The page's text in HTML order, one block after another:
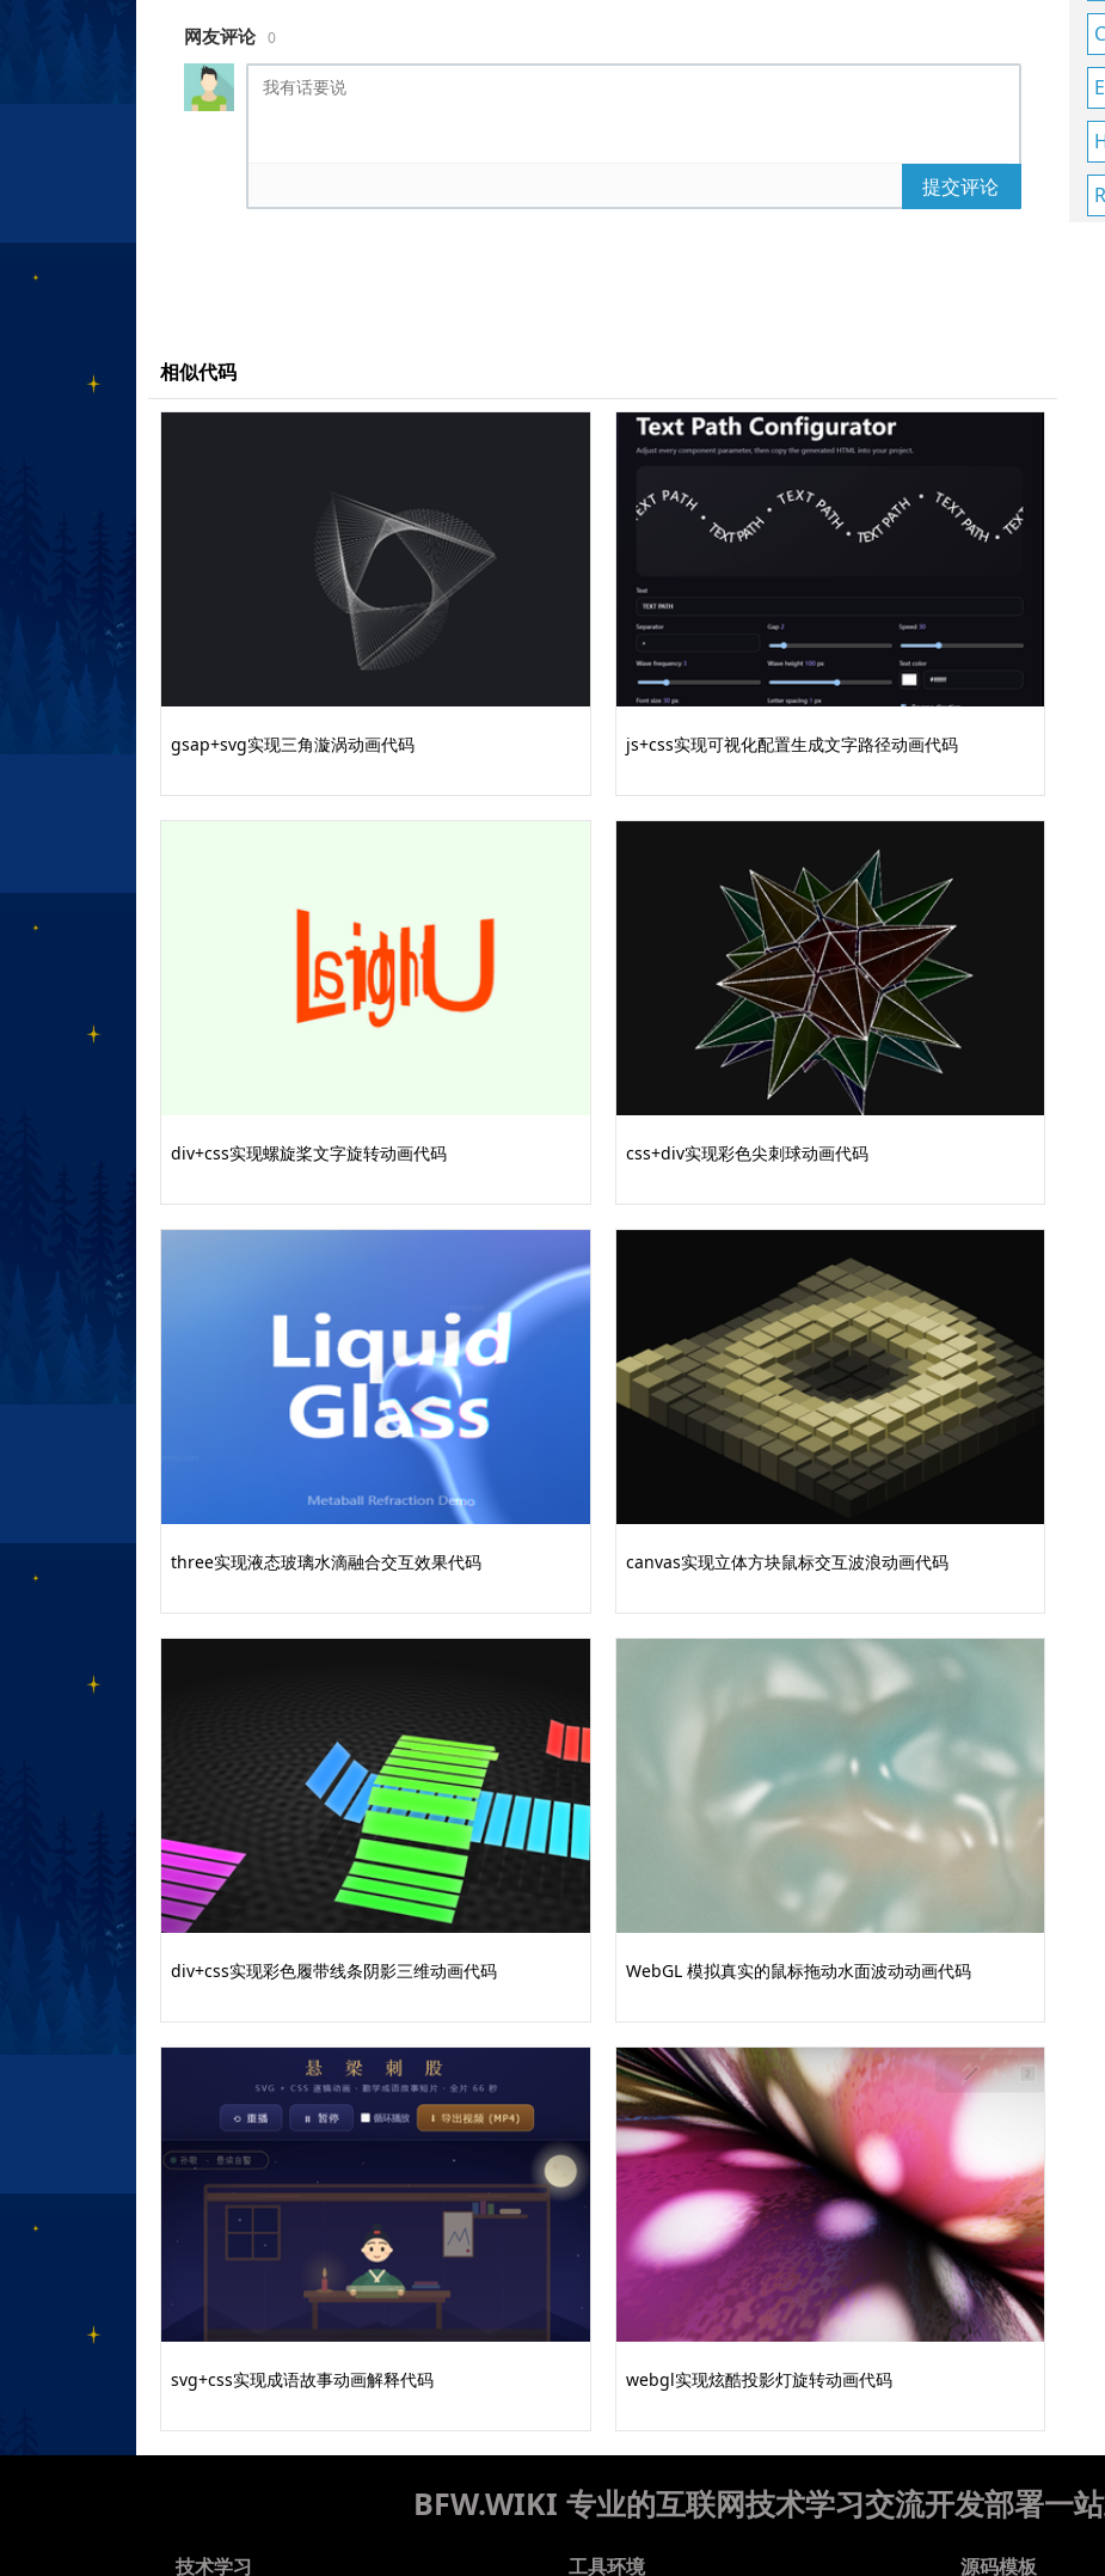
/* in the middle of the box */
left: 50%;
网友评论 0
提交评论
相似代码
gsap+svg实现三角漩涡动画代码 js+css实现可视化配置生成文字路径动画代码
div+css实现螺旋桨文字旋转动画代码 css+div实现彩色尖刺球动画代码
three实现液态玻璃水滴融合交互效果代码 canvas实现立体方块鼠标交互波浪动画代码
div+css实现彩色履带线条阴影三维动画代码 WebGL 模拟真实的鼠标拖动水面波动动画代码
svg+css实现成语故事动画解释代码 webgl实现炫酷投影灯旋转动画代码
BFW.WIKI 专业的互联网技术学习交流开发部署一
技术学习 工具环境 源码模板